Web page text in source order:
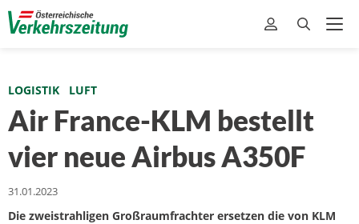
LOGISTIK LUFT
Air France-KLM bestellt
vier neue Airbus A350F
31.01.2023
Die zweistrahligen Großraumfrachter ersetzen die von KLM